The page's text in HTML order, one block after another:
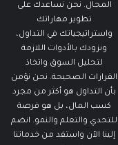
المجال. نحن نساعدك على
تطوير مهاراتك
واستراتيجياتك في التداول،
ونزودك بالأدوات اللازمة
لتحليل السوق واتخاذ
القرارات الصحيحة. نحن نؤمن
بأن التداول هو أكثر من مجرد
كسب المال، بل هو فرصة
للتحدي والتعلم والنمو. انضم
إلينا الآن واستفد من خدماتنا